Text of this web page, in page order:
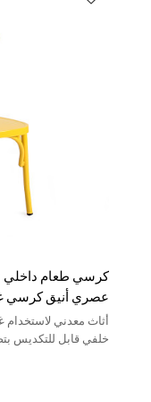
كرسي طعام داخلي
عصري أنيق كرسي
أثاث معدني لاستخدام
خلفي قابل للتكديس